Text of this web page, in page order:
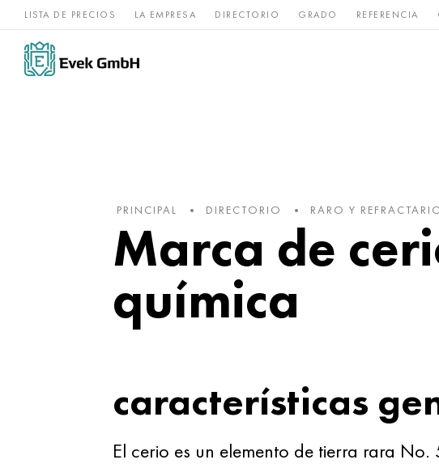
LISTA DE PRECIOS LA EMPRESA DIRECTORIO GRADO REFERENCIA
Aleaciones de
níquel
acero Raro y
PRINCIPAL DIRECTORIO RARO Y
Marca de
química
características
El cerio es un elemento de tierra rara